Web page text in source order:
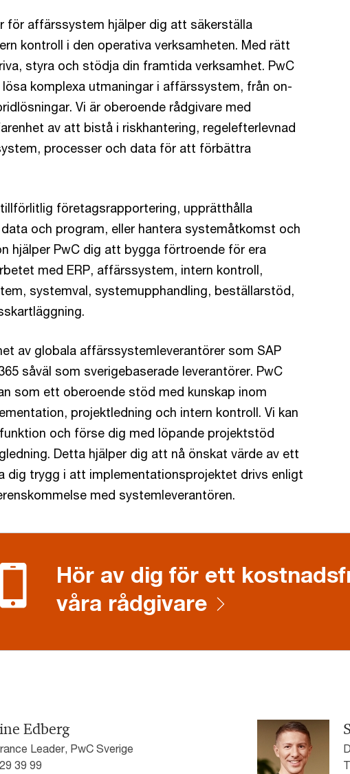
för affärssystem hjälper dig att säkerställa
kontroll i den operativa verksamheten. Med rätt
styra och stödja din framtida verksamhet. PwC
komplexa utmaningar i affärssystem, från on-
Vi är oberoende rådgivare med
av att bistå i riskhantering, regelefterlevnad
processer och data för att förbättra
företagsrapportering, upprätthålla
och program, eller hantera systemåtkomst och
hjälper PwC dig att bygga förtroende för era
med ERP, affärssystem, intern kontroll,
systemval, systemupphandling, beställarstöd,
av globala affärssystemleverantörer som SAP
såväl som sverigebaserade leverantörer. PwC
som ett oberoende stöd med kunskap inom
projektledning och intern kontroll. Vi kan
och förse dig med löpande projektstöd
Detta hjälper dig att nå önskat värde av ett
dig trygg i att implementationsprojektet drivs enligt
med systemleverantören.
Hör av dig för ett
våra rådgivare
Edberg
Leader, PwC Sverige
39 99